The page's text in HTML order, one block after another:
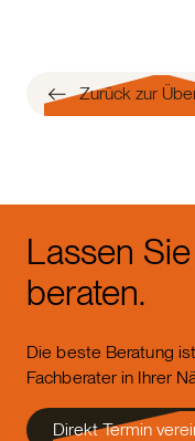
Zurück zur
Lassen
beraten.
Die beste Beratung
Fachberater in Ihrer
Direkt Termin